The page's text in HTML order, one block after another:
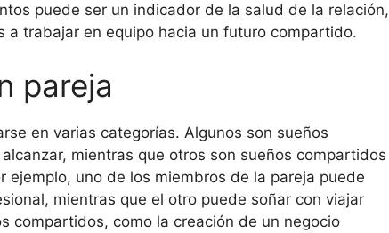
puede ser un indicador de la salud de la relación,
a trabajar en equipo hacia un futuro compartido.
pareja
en varias categorías. Algunos son sueños
mientras que otros son sueños compartidos
ejemplo, uno de los miembros de la pareja puede
mientras que el otro puede soñar con viajar
compartidos, como la creación de un negocio